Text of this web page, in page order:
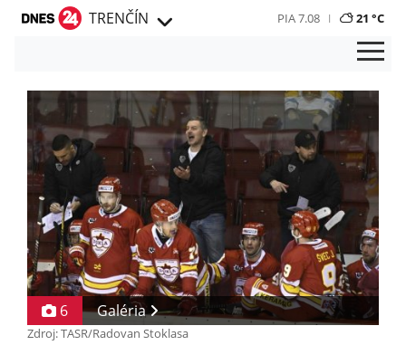
TRENČÍN PIA 7.08 21 °C
6 Galéria
Zdroj: TASR/Radovan Stoklasa